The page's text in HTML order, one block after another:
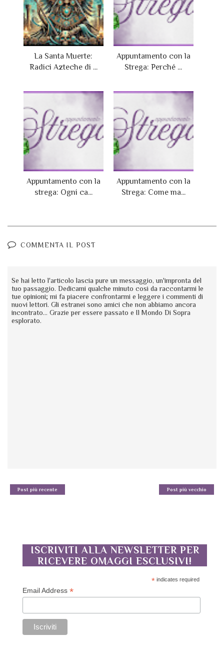
La Santa Muerte:
Radici Azteche di ...
Appuntamento con la
Strega: Perché ...
Appuntamento con la
strega: Ogni ca...
Appuntamento con la
Strega: Come ma...
COMMENTA IL POST
Se hai letto l'articolo lascia pure un messaggio, un'impronta del
tuo passaggio. Dedicami qualche minuto così da raccontarmi le
tue opinioni; mi fa piacere confrontarmi e leggere i commenti di
nuovi lettori. Gli estranei sono amici che non abbiamo ancora
incontrato... Grazie per essere passato e Il Mondo Di Sopra
esplorato.
Post più recente Post più vecchio
ISCRIVITI ALLA NEWSLETTER PER
RICEVERE OMAGGI ESCLUSIVI!
* indicates required
Email Address*